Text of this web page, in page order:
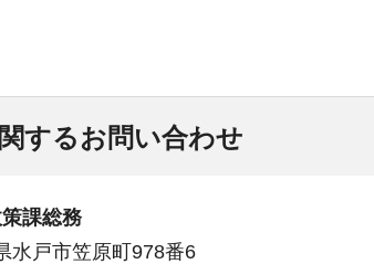
するお問い合わせ
課総務
水戸市笠原町978番6